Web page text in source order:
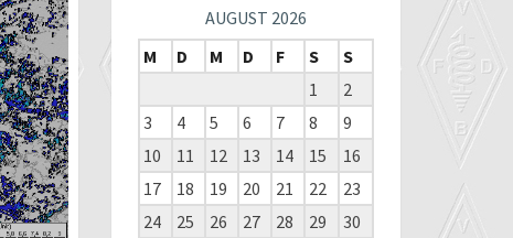
AUGUST 2026
M
D M D F S
S
1
2
3
4 5 6 7 8
9
10
11 12 13 14 15
16
17
18 19 20 21 22
23
24
25 26 27 28 29
30